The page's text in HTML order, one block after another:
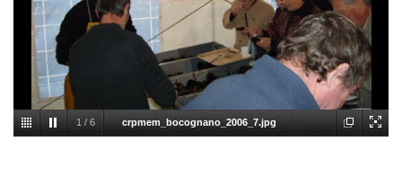
1 / 6 crpmem_bocognano_2006_7.jpg